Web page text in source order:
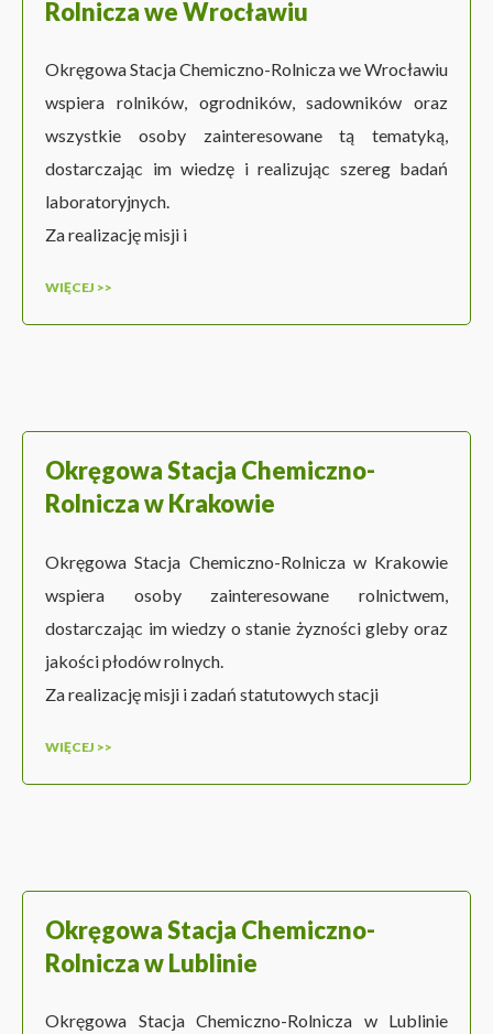
Rolnicza we Wrocławiu
Okręgowa Stacja Chemiczno-Rolnicza we Wrocławiu
wspiera rolników, ogrodników, sadowników oraz
wszystkie osoby zainteresowane tą tematyką,
dostarczając im wiedzę i realizując szereg badań
laboratoryjnych.
Za realizację misji i
WIĘCEJ >>
Okręgowa Stacja Chemiczno-
Rolnicza w Krakowie
Okręgowa Stacja Chemiczno-Rolnicza w Krakowie
wspiera osoby zainteresowane rolnictwem,
dostarczając im wiedzy o stanie żyzności gleby oraz
jakości płodów rolnych.
Za realizację misji i zadań statutowych stacji
WIĘCEJ >>
Okręgowa Stacja Chemiczno-
Rolnicza w Lublinie
Okręgowa Stacja Chemiczno-Rolnicza w Lublinie